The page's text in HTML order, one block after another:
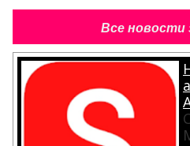
Все новости